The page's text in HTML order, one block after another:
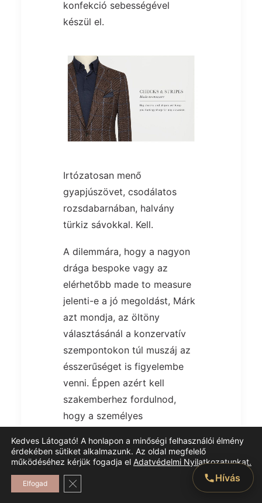
konfekció sebességével
készül el.
Irtózatosan menő
gyapjúszövet, csodálatos
rozsdabarnában, halvány
türkiz sávokkal. Kell.
A dilemmára, hogy a nagyon
drága bespoke vagy az
elérhetőbb made to measure
jelenti-e a jó megoldást, Márk
azt mondja, az öltöny
választásánál a konzervatív
szempontokon túl muszáj az
ésszerűséget is figyelembe
venni. Éppen azért kell
szakemberhez fordulnod,
hogy a személyes
dönthessetek anyag, szabás
és egyéb technikai részletek
dolgában.
Kedves Látogató! A honlapon a minőségi felhasználói élmény
érdekében sütiket alkalmazunk. Az oldal megfelelő
működéséhez kérjük fogadja el Adatvédelmi Nyilatkozatunkat.
Elfogad Close GDPR Cookie Banner Hívás